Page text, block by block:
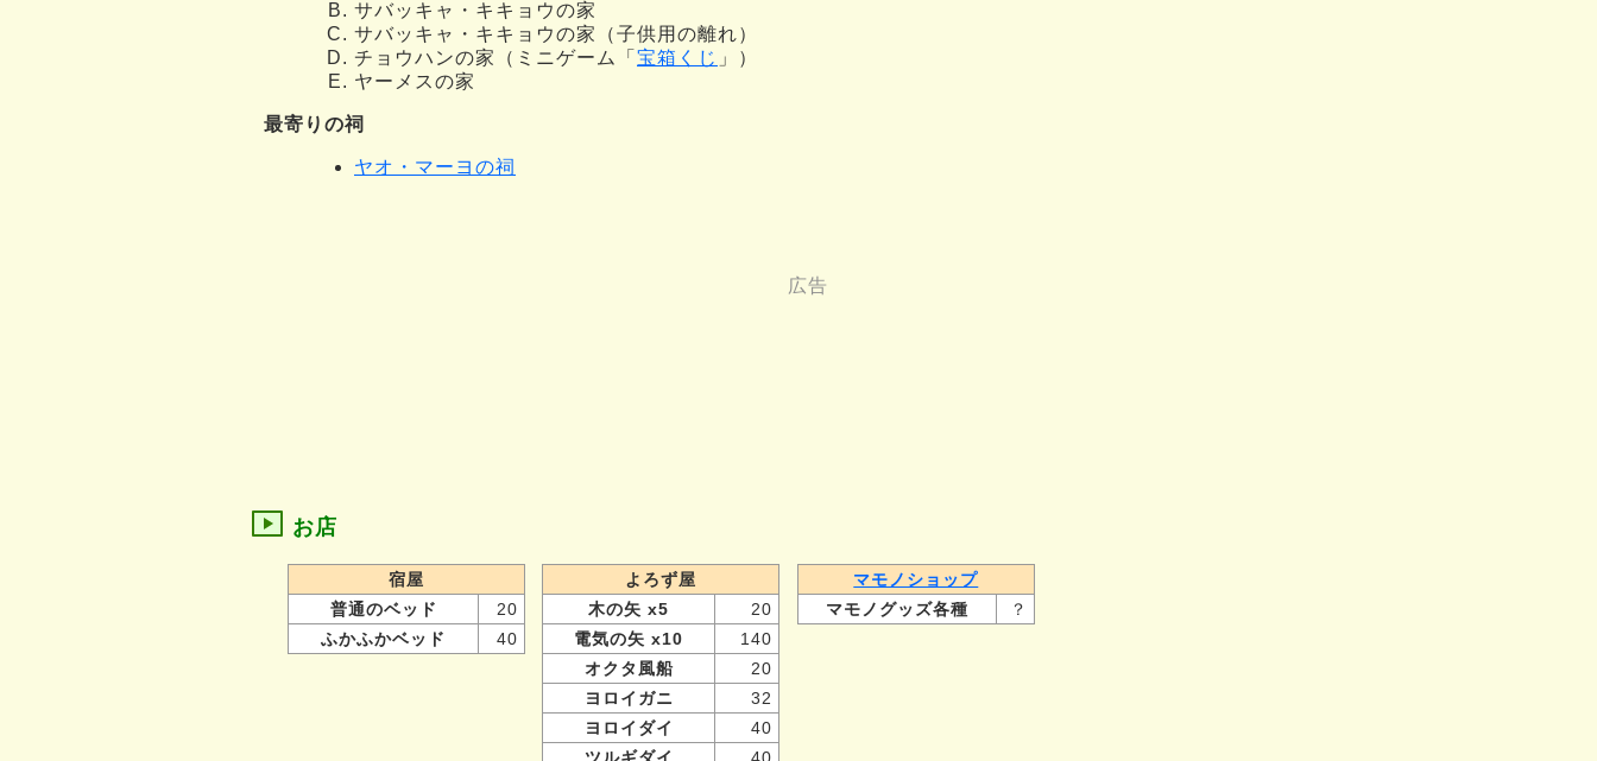
サバッキャ・キキョウの家
サバッキャ・キキョウの家（子供用の離れ）
チョウハンの家（ミニゲーム「 宝箱くじ 」）
ヤーメスの家
最寄りの祠
ヤオ・マーヨの祠
お店
宿屋
普通のベッド
20
ふかふかベッド
40
よろず屋
木の矢 x5
20
電気の矢 x10
140
オクタ風船
20
ヨロイガニ
32
ヨロイダイ
40
マモノショップ
マモノグッズ各種
？